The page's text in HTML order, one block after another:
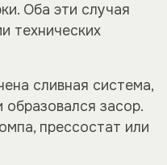
Оба эти случая
технических
сливная система,
образовался засор.
прессостат или